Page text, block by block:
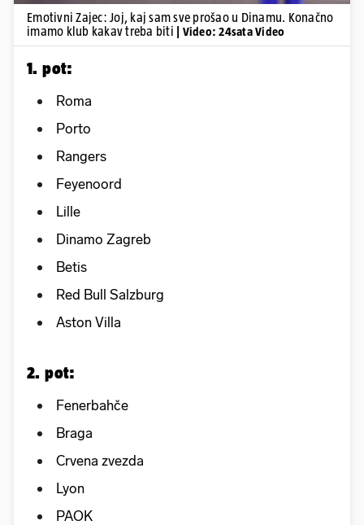
Emotivni Zajec: Joj, kaj sam sve prošao u Dinamu. Konačno
imamo klub kakav treba biti
| Video: 24sata Video
1. pot:
Roma
Porto
Rangers
Feyenoord
Lille
Dinamo Zagreb
Betis
Red Bull Salzburg
Aston Villa
2. pot:
Fenerbahče
Braga
Crvena zvezda
Lyon
PAOK